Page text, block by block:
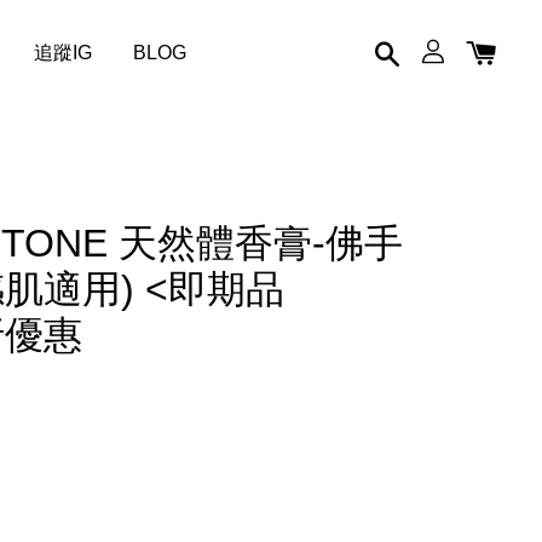
追蹤IG BLOG
天然體香膏-佛手
適用) <即期品
惠